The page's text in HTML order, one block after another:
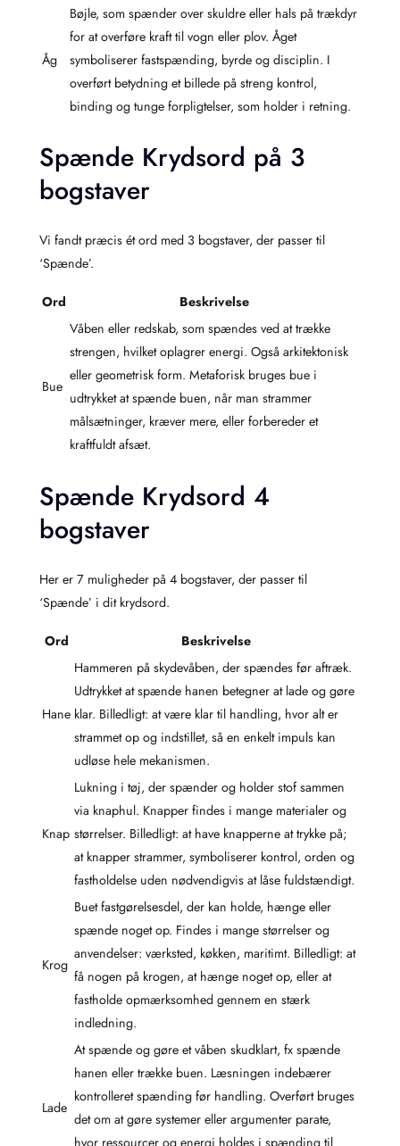
Åg
Bøjle, som spænder over skuldre eller hals på trækdyr
for at overføre kraft til vogn eller plov. Åget
symboliserer fastspænding, byrde og disciplin. I
overført betydning et billede på streng kontrol,
binding og tunge forpligtelser, som holder i retning.
Spænde Krydsord på 3
bogstaver
Vi fandt præcis ét ord med 3 bogstaver, der passer til
‘Spænde’.
Ord Beskrivelse
Bue
Våben eller redskab, som spændes ved at trække
strengen, hvilket oplagrer energi. Også arkitektonisk
eller geometrisk form. Metaforisk bruges bue i
udtrykket at spænde buen, når man strammer
målsætninger, kræver mere, eller forbereder et
kraftfuldt afsæt.
Spænde Krydsord 4
bogstaver
Her er 7 muligheder på 4 bogstaver, der passer til
‘Spænde’ i dit krydsord.
Ord Beskrivelse
Hane
Hammeren på skydevåben, der spændes før aftræk.
Udtrykket at spænde hanen betegner at lade og gøre
klar. Billedligt: at være klar til handling, hvor alt er
strammet op og indstillet, så en enkelt impuls kan
udløse hele mekanismen.
Knap
Lukning i tøj, der spænder og holder stof sammen
via knaphul. Knapper findes i mange materialer og
størrelser. Billedligt: at have knapperne at trykke på;
at knapper strammer, symboliserer kontrol, orden og
fastholdelse uden nødvendigvis at låse fuldstændigt.
Krog
Buet fastgørelsesdel, der kan holde, hænge eller
spænde noget op. Findes i mange størrelser og
anvendelser: værksted, køkken, maritimt. Billedligt: at
få nogen på krogen, at hænge noget op, eller at
fastholde opmærksomhed gennem en stærk
indledning.
Lade
At spænde og gøre et våben skudklart, fx spænde
hanen eller trække buen. Læsningen indebærer
kontrolleret spænding før handling. Overført bruges
det om at gøre systemer eller argumenter parate,
hvor ressourcer og energi holdes i spænding til